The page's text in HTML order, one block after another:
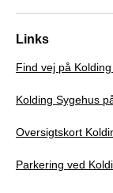
Links
Find vej på
Kolding Sygehus
Oversigtskort
Parkering ved